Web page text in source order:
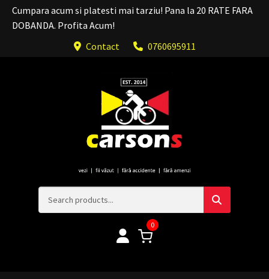
Cumpara acum si platesti mai tarziu! Pana la 20 RATE FARA
DOBANDA. Profita Acum!
Contact
0760695911
0